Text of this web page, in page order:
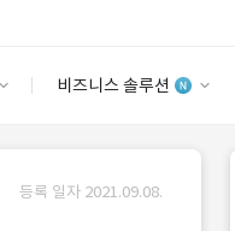
비즈니스 솔루션
안심 코드 케어
등록 일자 2021.09.08.